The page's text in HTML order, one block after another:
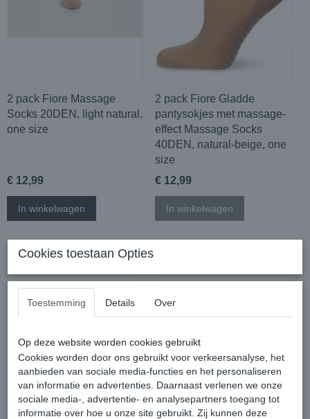
2 pack Fiore Massage
Socks 20DEN, light natural,
one size
€ 12,99
In winkelwagen
2 pack Fiore Gladde
pantysokjes met massage-
effect Massage Socks
40DEN, natural-beige, one
size
€ 12,99
In winkelwagen
Cookies toestaan Opties
Toestemming Details Over
Op deze website worden cookies gebruikt
Cookies worden door ons gebruikt voor verkeersanalyse, het
aanbieden van sociale media-functies en het personaliseren
van informatie en advertenties. Daarnaast verlenen we onze
sociale media-, advertentie- en analysepartners toegang tot
informatie over hoe u onze site gebruikt. Zij kunnen deze